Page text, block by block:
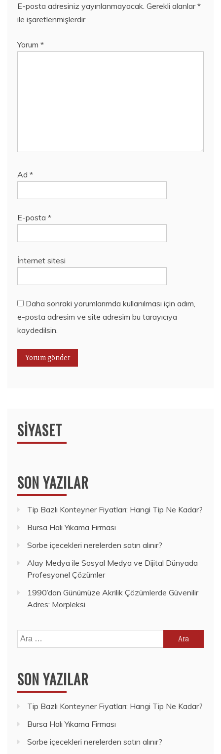
E-posta adresiniz yayınlanmayacak. Gerekli alanlar*
ile işaretlenmişlerdir
Yorum *
Ad *
E-posta *
İnternet sitesi
Daha sonraki yorumlarımda kullanılması için adım,
e-posta adresim ve site adresim bu tarayıcıya
kaydedilsin.
SIYASET
SON YAZILAR
Tip Bazlı Konteyner Fiyatları: Hangi Tip Ne Kadar?
Bursa Halı Yıkama Firması
Sorbe içecekleri nerelerden satın alınır?
Alay Medya ile Sosyal Medya ve Dijital Dünyada
Profesyonel Çözümler
1990’dan Günümüze Akrilik Çözümlerde Güvenilir
Adres: Morpleksi
Arama:
SON YAZILAR
Tip Bazlı Konteyner Fiyatları: Hangi Tip Ne Kadar?
Bursa Halı Yıkama Firması
Sorbe içecekleri nerelerden satın alınır?